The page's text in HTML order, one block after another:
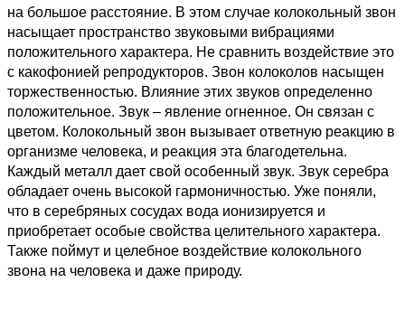
на большое расстояние. В этом случае колокольный звон
насыщает пространство звуковыми вибрациями
положительного характера. Не сравнить воздействие это
с какофонией репродукторов. Звон колоколов насыщен
торжественностью. Влияние этих звуков определенно
положительное. Звук – явление огненное. Он связан с
цветом. Колокольный звон вызывает ответную реакцию в
организме человека, и реакция эта благодетельна.
Каждый металл дает свой особенный звук. Звук серебра
обладает очень высокой гармоничностью. Уже поняли,
что в серебряных сосудах вода ионизируется и
приобретает особые свойства целительного характера.
Также поймут и целебное воздействие колокольного
звона на человека и даже природу.